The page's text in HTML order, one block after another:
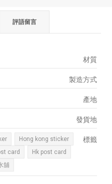
評語留言
材質
製造方式
產地
發貨地
標籤
Hong kong sticker
card
Hk post card
舖